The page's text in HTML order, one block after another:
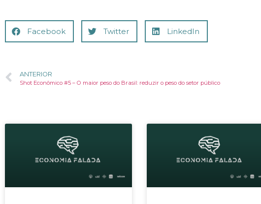
Facebook Twitter LinkedIn
ANTERIOR
Shot Econômico #5 – O maior peso do Brasil: reduzir o peso do setor público